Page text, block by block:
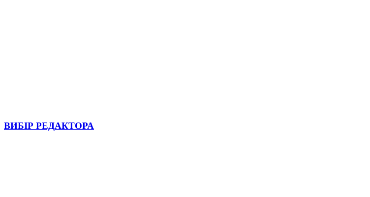
ВИБІР РЕДАКТОРА